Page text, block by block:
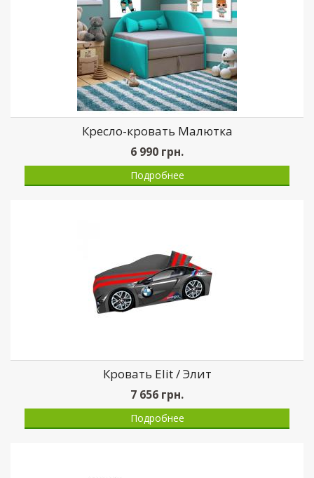
Кресло-кровать Малютка
6 990 грн.
Подробнее
Кровать Elit / Элит
7 656 грн.
Подробнее